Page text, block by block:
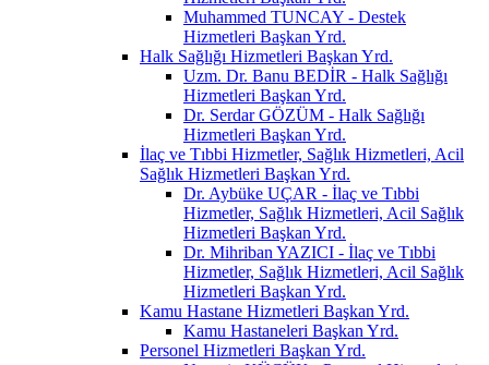
Muhammed TUNCAY - Destek
Hizmetleri Başkan Yrd.
Halk Sağlığı Hizmetleri Başkan Yrd.
Uzm. Dr. Banu BEDİR - Halk Sağlığı
Hizmetleri Başkan Yrd.
Dr. Serdar GÖZÜM - Halk Sağlığı
Hizmetleri Başkan Yrd.
İlaç ve Tıbbi Hizmetler, Sağlık Hizmetleri, Acil
Sağlık Hizmetleri Başkan Yrd.
Dr. Aybüke UÇAR - İlaç ve Tıbbi
Hizmetler, Sağlık Hizmetleri, Acil Sağlık
Hizmetleri Başkan Yrd.
Dr. Mihriban YAZICI - İlaç ve Tıbbi
Hizmetler, Sağlık Hizmetleri, Acil Sağlık
Hizmetleri Başkan Yrd.
Kamu Hastane Hizmetleri Başkan Yrd.
Kamu Hastaneleri Başkan Yrd.
Personel Hizmetleri Başkan Yrd.